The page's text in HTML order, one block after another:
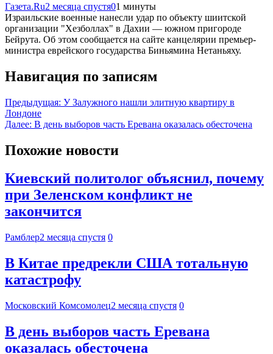
Газета.Ru2 месяца спустя01 минуты
Израильские военные нанесли удар по объекту шиитской
организации "Хезболлах" в Дахии — южном пригороде
Бейрута. Об этом сообщается на сайте канцелярии премьер-
министра еврейского государства Биньямина Нетаньяху.
Навигация по записям
Предыдущая: У Залужного нашли элитную квартиру в
Лондоне
Далее: В день выборов часть Еревана оказалась обесточена
Похожие новости
Киевский политолог объяснил, почему
при Зеленском конфликт не
закончится
Рамблер2 месяца спустя 0
В Китае предрекли США тотальную
катастрофу
Московский Комсомолец2 месяца спустя 0
В день выборов часть Еревана
оказалась обесточена